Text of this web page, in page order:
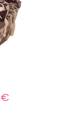
€Preisspanne: